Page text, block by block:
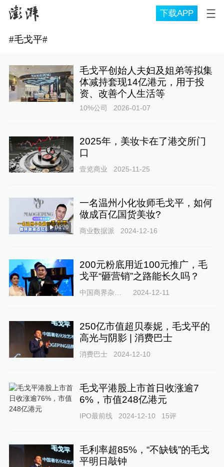
下载APP
#毛戈平#
毛戈平创始人夫妇及姐弟等拟集
体减持套现14亿港元，用于投
资、改善个人生活等
10%公司 2026-01-07
2025年，美妆卡在了港交所门
口
壹览商业 2025-11-25
04:20
一名温州小化妆师毛戈平，如何
做成百亿国货美妆?
商业数据派 2024-12-16
200元粉底用近100元推广，毛
戈平“砸营销”之路能长久吗？
中国商界杂志社 2024-12-11
250亿市值超贝泰妮，毛戈平的
高光与阴影 | 消费巴士
消费巴士 2024-12-10
毛戈平港股上市首日收涨逾7
6%，市值248亿港元
IPO最前线 2024-12-10 15评
毛利率超85%，“不缺钱”的毛戈
平明日敲钟